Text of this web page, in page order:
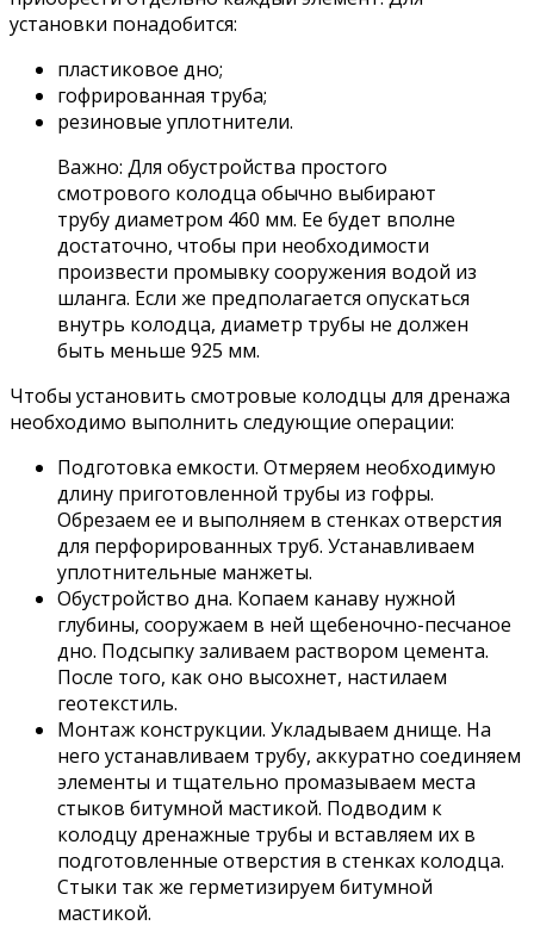
установки понадобится:
пластиковое дно;
гофрированная труба;
резиновые уплотнители.
Важно: Для обустройства простого
смотрового колодца обычно выбирают
трубу диаметром 460 мм. Ее будет вполне
достаточно, чтобы при необходимости
произвести промывку сооружения водой из
шланга. Если же предполагается опускаться
внутрь колодца, диаметр трубы не должен
быть меньше 925 мм.
Чтобы установить смотровые колодцы для дренажа
необходимо выполнить следующие операции:
Подготовка емкости. Отмеряем необходимую
длину приготовленной трубы из гофры.
Обрезаем ее и выполняем в стенках отверстия
для перфорированных труб. Устанавливаем
уплотнительные манжеты.
Обустройство дна. Копаем канаву нужной
глубины, сооружаем в ней щебеночно-песчаное
дно. Подсыпку заливаем раствором цемента.
После того, как оно высохнет, настилаем
геотекстиль.
Монтаж конструкции. Укладываем днище. На
него устанавливаем трубу, аккуратно соединяем
элементы и тщательно промазываем места
стыков битумной мастикой. Подводим к
колодцу дренажные трубы и вставляем их в
подготовленные отверстия в стенках колодца.
Стыки так же герметизируем битумной
мастикой.